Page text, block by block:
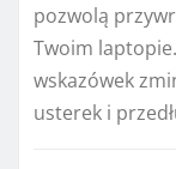
pozwolą
Twoim
wskazówek
usterek i